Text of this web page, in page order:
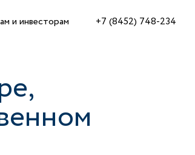
и инвесторам +7 (8452) 748-234